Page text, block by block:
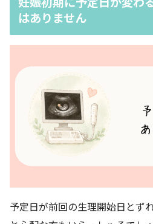
はありません
予定日が前回の生理開始日とず